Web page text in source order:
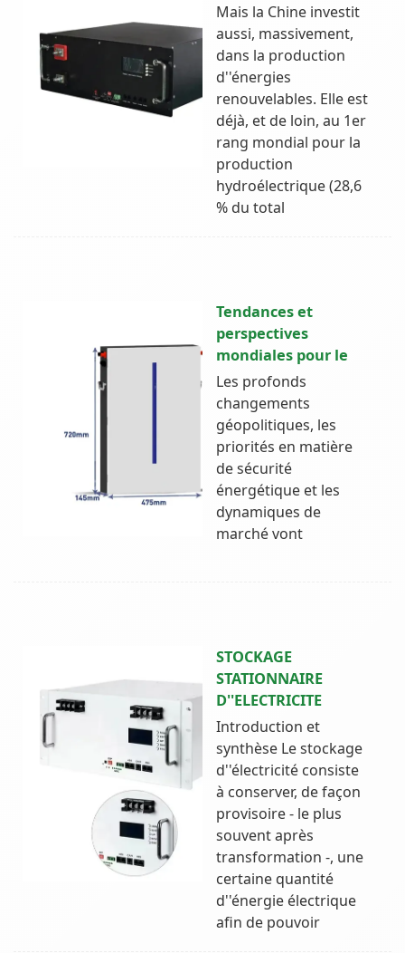
Mais la Chine investit
aussi, massivement,
dans la production
d''énergies
renouvelables. Elle est
déjà, et de loin, au 1er
rang mondial pour la
production
hydroélectrique (28,6
% du total
Tendances et
perspectives
mondiales pour le
Les profonds
changements
géopolitiques, les
priorités en matière
de sécurité
énergétique et les
dynamiques de
marché vont
STOCKAGE
STATIONNAIRE
D''ELECTRICITE
Introduction et
synthèse Le stockage
d''électricité consiste
à conserver, de façon
provisoire - le plus
souvent après
transformation -, une
certaine quantité
d''énergie électrique
afin de pouvoir